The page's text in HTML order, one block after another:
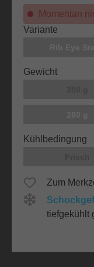
Momentan
Variante
Gewicht
Kühlbedingung
Zum
tiefgekühlt